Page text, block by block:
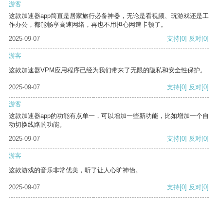
游客
这款加速器app简直是居家旅行必备神器，无论是看视频、玩游戏还是工
作办公，都能畅享高速网络，再也不用担心网速卡顿了。
2025-09-07
支持[0] 反对[0]
游客
这款加速器VPM应用程序已经为我们带来了无限的隐私和安全性保护。
2025-09-07 支持[0] 反对[0]
游客
这款加速器app的功能有点单一，可以增加一些新功能，比如增加一个自
动切换线路的功能。
2025-09-07
支持[0] 反对[0]
游客
这款游戏的音乐非常优美，听了让人心旷神怡。
2025-09-07 支持[0] 反对[0]